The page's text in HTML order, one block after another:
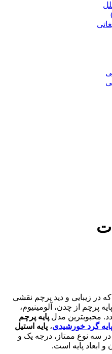
در زیبایی و دید پرچم نقشی
پرچم از چدن، آلومینیوم،
محبوبترین مدل پایه پرچم
پایه گرد خورشیدی، پایه استیل
سه نوع ممتاز، درجه یک و
و ابعاد پایه است.